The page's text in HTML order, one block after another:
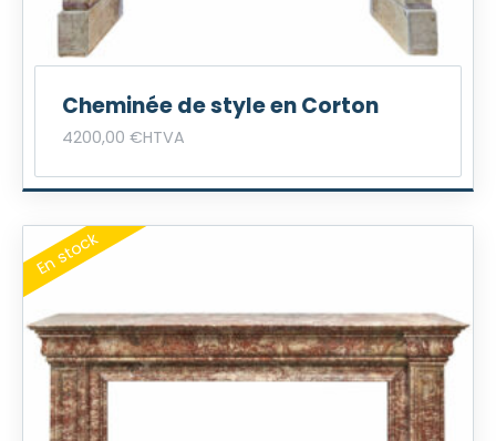
Cheminée de style en Corton
4200,00 €HTVA